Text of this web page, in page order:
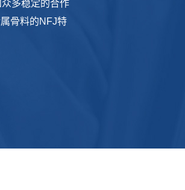
多稳定的合作
骨料的NFJ特